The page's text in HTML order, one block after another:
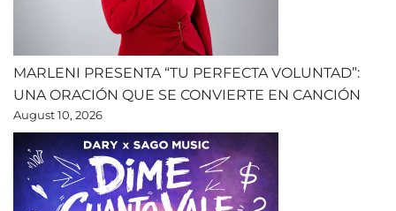
MARLENI PRESENTA “TU PERFECTA VOLUNTAD”:
UNA ORACIÓN QUE SE CONVIERTE EN CANCIÓN
August 10, 2026